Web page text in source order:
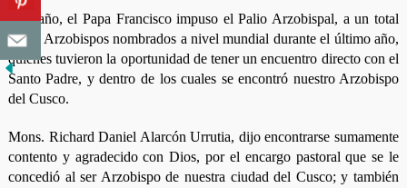
Este año, el Papa Francisco impuso el Palio Arzobispal, a un total
de 46 Arzobispos nombrados a nivel mundial durante el último año,
quienes tuvieron la oportunidad de tener un encuentro directo con el
Santo Padre, y dentro de los cuales se encontró nuestro Arzobispo
del Cusco.
Mons. Richard Daniel Alarcón Urrutia, dijo encontrarse sumamente
contento y agradecido con Dios, por el encargo pastoral que se le
concedió al ser Arzobispo de nuestra ciudad del Cusco; y también